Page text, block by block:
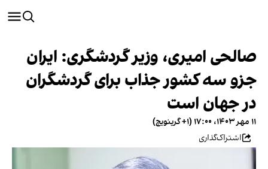
صالحی امیری، وزیر گردشگری: ایران
جزو سه کشور جذاب برای گردشگران
در جهان است
۱۱ مهر ۱۴۰۳، ۱۷:۰۰ (‎+۱ گرینویچ)
اشتراک‌گذاری